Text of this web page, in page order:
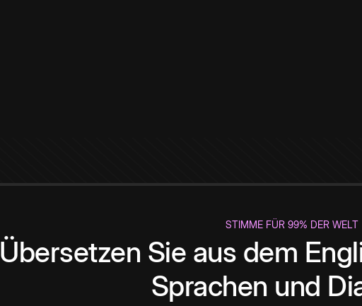
STIMME FÜR 99% DER WELT
Übersetzen Sie aus dem
Sprachen und